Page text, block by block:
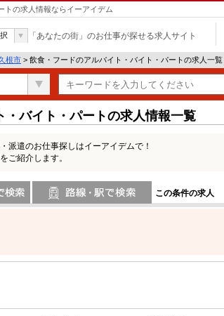
トの求人情報ならイーアイデム
「あなたの街」のお仕事が探せる求人サイト
根市 > 飲食・フードのアルバイト・バイト・パートの求人一覧
・バイト・パートの求人情報一覧
派遣のお仕事探しはイーアイデムで！
ご紹介します。
この条件の求人